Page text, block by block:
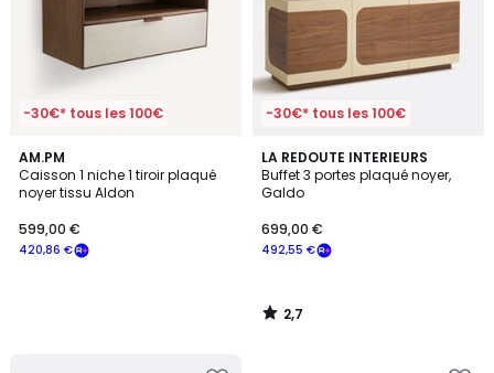
-30€* tous les 100€
AM.PM
Caisson 1 niche 1 tiroir plaqué
noyer tissu Aldon
420,86 €
599,00 €
-30€* tous les 100€
LA REDOUTE INTERIEURS
Buffet 3 portes plaqué noyer,
Galdo
492,55 €
699,00 €
2,7
/ 5
2,7
/